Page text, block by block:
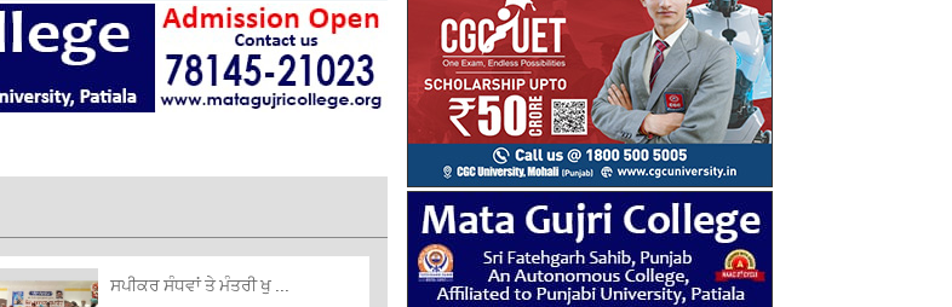
ਸਪੀਕਰ ਸੰਧਵਾਂ ਤੇ ਮੰਤਰੀ ਖੁ ...